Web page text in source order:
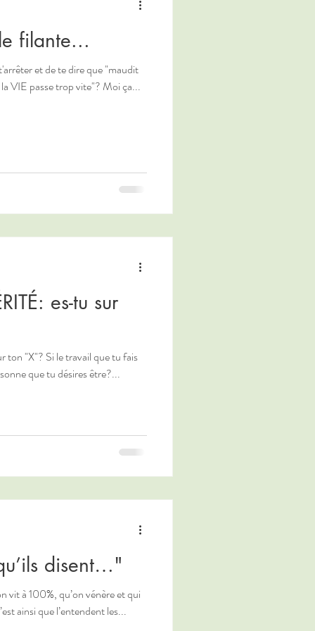
filante...
et de te dire que "maudit
VIE passe trop vite"? Moi ça...
es-tu sur
ton "X"? Si le travail que tu fais
que tu désires être?...
disent…"
vit à 100%, qu’on vénère et qui
ainsi que l’entendent les...